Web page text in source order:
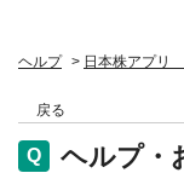
ヘルプ > 日本株アプリ
戻る
ヘルプ・